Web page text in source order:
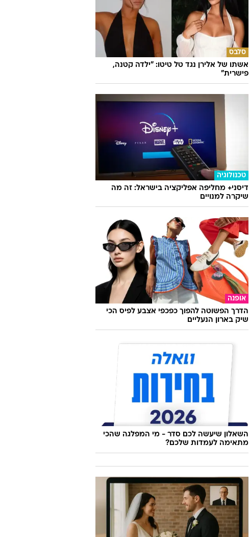
סלבס
אשתו של אלירן נגד טל טיטו: "ילדה קטנה,
פישרית"
טכנולוגיה
דיסני+ מחליפה אפליקציה בישראל: זה מה
שיקרה למנויים
אופנה
הדרך הפשוטה להפוך כפכפי אצבע לפיס הכי
שיק בארון הנעליים
השאלון שיעשה לכם סדר - מי המפלגה שהכי
מתאימה לעמדות שלכם?